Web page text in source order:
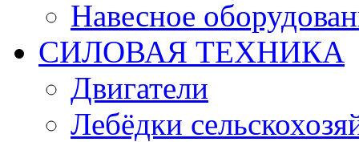
Навесное
СИЛОВАЯ ТЕХНИКА
Двигатели
Лебёдки